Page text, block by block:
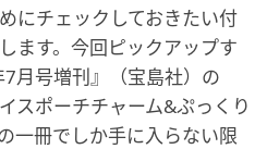
にチェックしておきたい付
ます。今回ピックアップす
月号増刊』（宝島社）の
スポーチチャーム&ぷっくり
一冊でしか手に入らない限